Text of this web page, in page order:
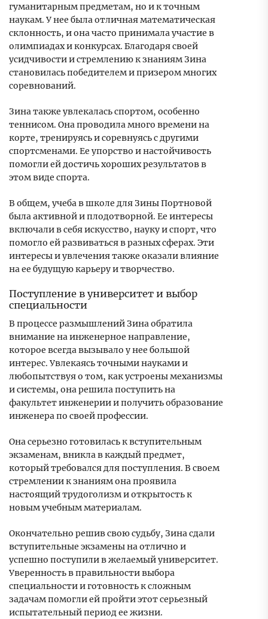
гуманитарным предметам, но и к точным
наукам. У нее была отличная математическая
склонность, и она часто принимала участие в
олимпиадах и конкурсах. Благодаря своей
усидчивости и стремлению к знаниям Зина
становилась победителем и призером многих
соревнований.
Зина также увлекалась спортом, особенно
теннисом. Она проводила много времени на
корте, тренируясь и соревнуясь с другими
спортсменами. Ее упорство и настойчивость
помогли ей достичь хороших результатов в
этом виде спорта.
В общем, учеба в школе для Зины Портновой
была активной и плодотворной. Ее интересы
включали в себя искусство, науку и спорт, что
помогло ей развиваться в разных сферах. Эти
интересы и увлечения также оказали влияние
на ее будущую карьеру и творчество.
Поступление в университет и выбор
специальности
В процессе размышлений Зина обратила
внимание на инженерное направление,
которое всегда вызывало у нее большой
интерес. Увлекаясь точными науками и
любопытствуя о том, как устроены механизмы
и системы, она решила поступить на
факультет инженерии и получить образование
инженера по своей профессии.
Она серьезно готовилась к вступительным
экзаменам, вникла в каждый предмет,
который требовался для поступления. В своем
стремлении к знаниям она проявила
настоящий трудоголизм и открытость к
новым учебным материалам.
Окончательно решив свою судьбу, Зина сдали
вступительные экзамены на отлично и
успешно поступили в желаемый университет.
Уверенность в правильности выбора
специальности и готовность к сложным
задачам помогли ей пройти этот серьезный
испытательный период ее жизни.